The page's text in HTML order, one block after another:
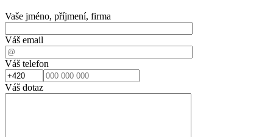
Vaše jméno, příjmení, firma
Váš email
Váš telefon
Váš dotaz